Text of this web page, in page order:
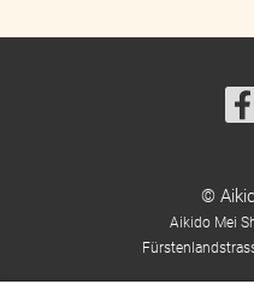
©
Aikido Mei